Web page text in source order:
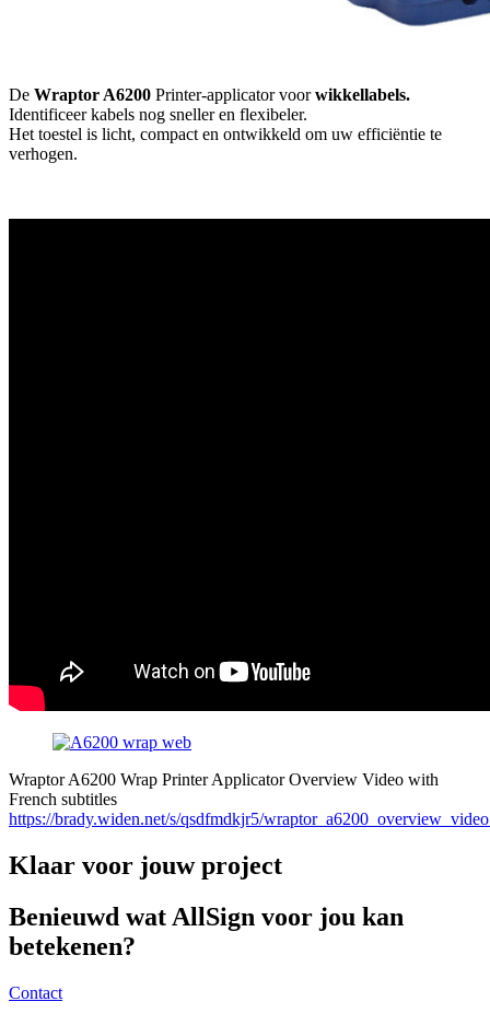
De Wraptor A6200 Printer-applicator voorwikkellabels.
Identificeer kabels nog sneller en flexibeler.
Het toestel is licht, compact en ontwikkeld om uw efficiëntie te
verhogen.
Wraptor A6200 Wrap Printer Applicator Overview Video with
French subtitles
https://brady.widen.net/s/qsdfmdkjr5/
Klaar voor jouw project
Benieuwd wat AllSign voor jou kan
betekenen?
Contact